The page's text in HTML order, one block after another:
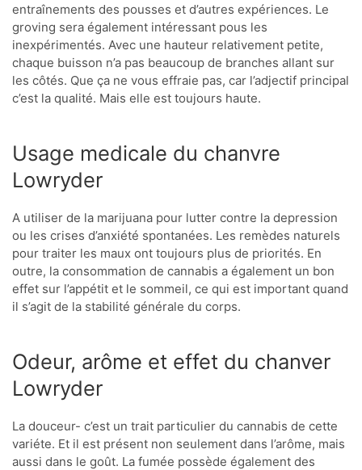
entraînements des pousses et d’autres expériences. Le
groving sera également intéressant pous les
inexpérimentés. Avec une hauteur relativement petite,
chaque buisson n’a pas beaucoup de branches allant sur
les côtés. Que ça ne vous effraie pas, car l’adjectif principal
c’est la qualité. Mais elle est toujours haute.
Usage medicale du chanvre
Lowryder
A utiliser de la marijuana pour lutter contre la depression
ou les crises d’anxiété spontanées. Les remèdes naturels
pour traiter les maux ont toujours plus de priorités. En
outre, la consommation de cannabis a également un bon
effet sur l’appétit et le sommeil, ce qui est important quand
il s’agit de la stabilité générale du corps.
Odeur, arôme et effet du chanver
Lowryder
La douceur- c’est un trait particulier du cannabis de cette
variéte. Et il est présent non seulement dans l’arôme, mais
aussi dans le goût. La fumée possède également des